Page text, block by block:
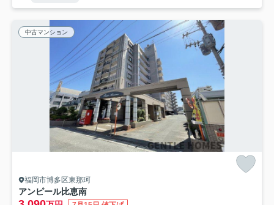
中古マンション
福岡市博多区東那珂
アンピール比恵南